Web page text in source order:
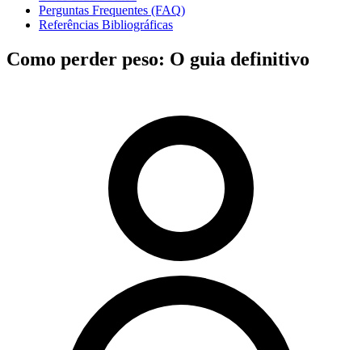
Perguntas Frequentes (FAQ)
Referências Bibliográficas
Como perder peso: O guia definitivo